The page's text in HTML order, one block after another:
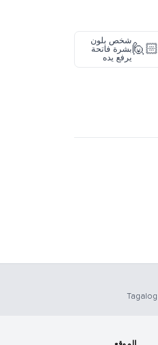
🙋🏻
شخص بلون
بشرة فاتحة
يرفع يده
Tagalog